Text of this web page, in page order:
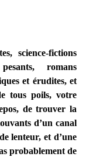
science-fictions
romans
et érudites, et
tous poils, votre
de trouver la
d’un canal
lenteur, et d’une
probablement de